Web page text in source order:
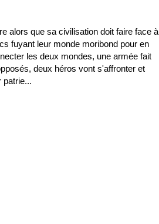
alors que sa civilisation doit faire face à
fuyant leur monde moribond pour en
les deux mondes, une armée fait
deux héros vont s'affronter et
patrie...